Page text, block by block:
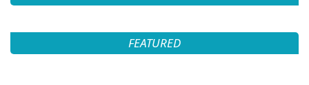
FEATURED